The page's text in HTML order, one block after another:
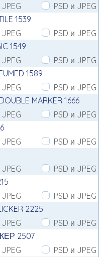
JPEG
PSD и JPEG
1539
JPEG
PSD и JPEG
1549
JPEG
PSD и JPEG
1589
JPEG
PSD и JPEG
MARKER 1666
JPEG
PSD и JPEG
JPEG
PSD и JPEG
JPEG
PSD и JPEG
JPEG
PSD и JPEG
2225
JPEG
PSD и JPEG
2507
JPEG
PSD и JPEG